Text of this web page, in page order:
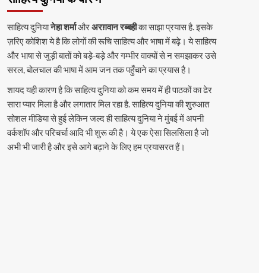
साहित्य दुनियानेहा शर्माऔरअरग़वान रब्बहीका साझा प्रयास है. इसके
ज़रिए कोशिश ये है कि लोगों की रूचि साहित्य और भाषा में बढ़े। ये साहित्य
और भाषा से जुड़ी बातों को बड़े-बड़े और गम्भीर वाक्यों से न समझाकर उसे
सरल, बोलचाल की भाषा में आम जन तक पहुँचाने का प्रयास है।
शायद यही कारण है कि साहित्य दुनिया को कम समय में ही पाठकों का ढेर
सारा प्यार मिला है और लगातार मिल रहा है. साहित्य दुनिया की शुरुआत
सोशल मीडिया से हुई लेकिन जल्द ही साहित्य दुनिया ने मुंबई में अपनी
वर्कशॉप और परिचर्चा आदि भी शुरू की है। ये एक ऐसा सिलसिला है जो
अभी भी जारी है और इसे आगे बढ़ाने के लिए हम प्रयासरत हैं।